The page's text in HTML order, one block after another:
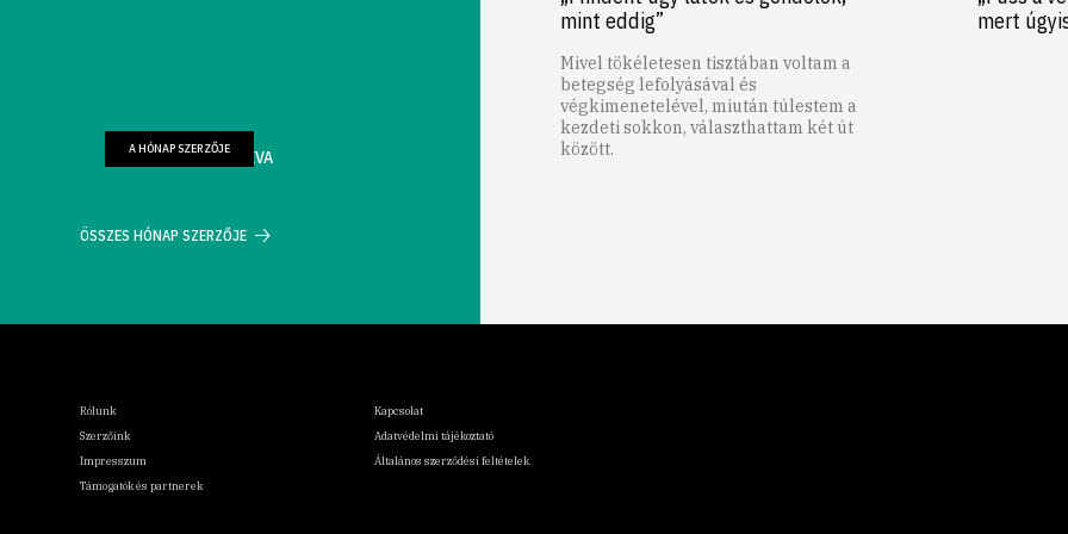
FARKAS WELLMANN ÉVA
A HÓNAP SZERZŐJE
ÖSSZES HÓNAP SZERZŐJE
mint eddig”
Mivel tökéletesen tisztában voltam a
betegség lefolyásával és
végkimenetelével, miután túlestem a
kezdeti sokkon, választhattam két út
között.
mert
Rólunk
Szerzőink
Impresszum
Támogatók és partnerek
Kapcsolat
Adatvédelmi tájékoztató
Általános szerződési feltételek